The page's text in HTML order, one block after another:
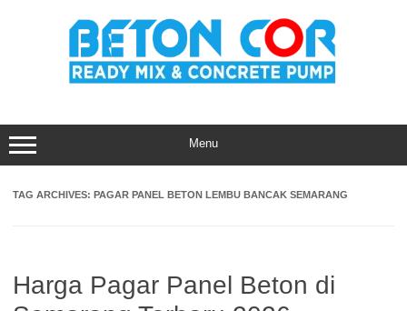
Menu
TAG ARCHIVES: PAGAR PANEL BETON LEMBU BANCAK SEMARANG
Harga Pagar Panel Beton di